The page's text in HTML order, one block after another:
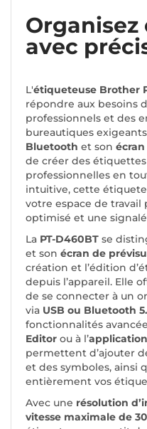
avec
L'étiqueteuse Brother
répondre aux besoins
professionnels et des
bureautiques
Bluetooth et son
de créer des
professionnelles en
intuitive, cette
votre espace de
optimisé et une
La PT-D460BT se
et son écran de
création et l’édition
depuis l’appareil. Elle
de se connecter à un
via USB ou Bluetooth
fonctionnalités
Editor ou à l’
permettent d’ajouter
et des symboles, ainsi
entièrement vos
Avec une résolution
vitesse maximale de